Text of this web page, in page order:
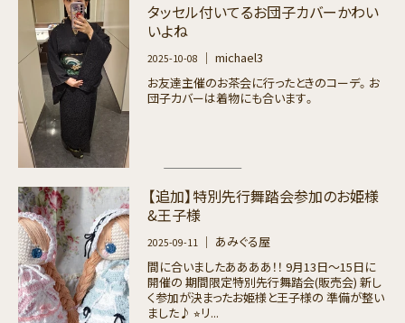
タッセル付いてるお団子カバーかわい
いよね
2025-10-08
｜ michael3
お友達主催のお茶会に行ったときのコーデ。お
団子カバーは着物にも合います。
【追加】特別先行舞踏会参加のお姫様
&王子様
2025-09-11
｜ あみぐる屋
間に合いましたああああ！！ 9月13日〜15日に
開催の 期間限定特別先行舞踏会(販売会) 新し
く参加が決まったお姫様と王子様の 準備が整い
ました♪ ⭐︎リ...